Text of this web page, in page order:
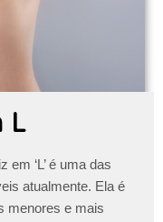
L
‘L’é uma das
atualmente. Ela é
menores e mais